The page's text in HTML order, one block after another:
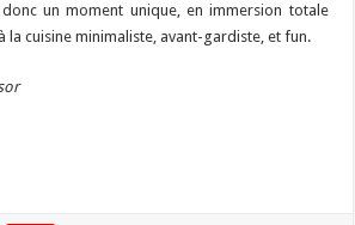
un moment unique, en immersion totale
la cuisine minimaliste, avant-gardiste, et fun.